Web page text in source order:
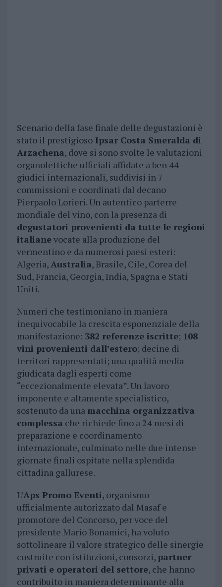
Scenario della fase finale delle degustazioni è
stato il prestigiosoIpsar Costa Smeralda di
Arzachena, dove si sono svolte le valutazioni
organolettiche ufficiali affidate a ben 44
giudici internazionali, suddivisi in 7
commissioni e coordinati dal decano
Pierpaolo Lorieri. Un autentico parterre
mondiale del vino, con la presenza di
degustatori provenienti da tutte le regioni
italianevocate alla produzione del
vermentino e da numerosi paesi esteri:
Algeria,Australia, Brasile, Cile, Corea del
Sud, Francia, Georgia, India, Spagna e Stati
Uniti.
Numeri che testimoniano in maniera
inequivocabile la crescita esponenziale della
manifestazione: 382 referenze iscritte; 108
vini provenienti dall’estero; decine di
territori rappresentati; una qualità media
giudicata dagli esperti come
“eccezionalmente elevata”. Un lavoro
imponente e altamente specialistico,
sostenuto da una macchina organizzativa
complessa che richiede fino a 24 mesi di
preparazione e coordinamento
internazionale, culminato nelle due intense
giornate finali ospitate nella splendida
cittadina gallurese.
L’Aps Promo Eventi, organismo
ufficialmente autorizzato dal Masaf e
promotore del Concorso, per voce del
presidente Mario Bonamici, ha voluto
sottolineare il valore strategico delle sinergie
costruite con istituzioni, consorzi, partner
privati e operatori del settore, che hanno
contribuito in maniera determinante alla